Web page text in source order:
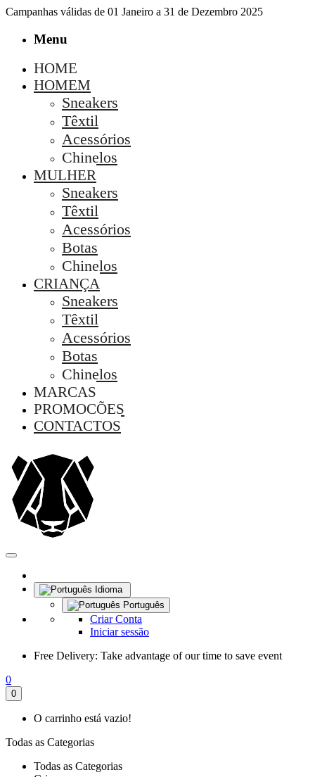
Campanhas válidas de 01 Janeiro a 31 de Dezembro 2025
Menu
HOME
HOMEM
Sneakers
Têxtil
Acessórios
Chinelos
MULHER
Sneakers
Têxtil
Acessórios
Botas
Chinelos
CRIANÇA
Sneakers
Têxtil
Acessórios
Botas
Chinelos
MARCAS
PROMOÇÕES
CONTACTOS
Idioma
Português
Criar Conta
Iniciar sessão
Free Delivery: Take advantage of our time to save event
0
0
O carrinho está vazio!
Todas as Categorias
Todas as Categorias